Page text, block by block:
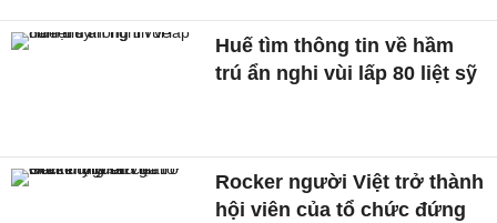
Huế tìm thông tin về hầm
trú ẩn nghi vùi lấp 80 liệt sỹ
Rocker người Việt trở thành
hội viên của tổ chức đứng